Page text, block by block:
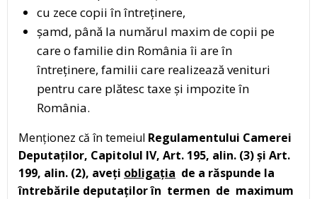
cu zece copii în întreținere,
șamd, până la numărul maxim de copii pe
care o familie din România îi are în
întreținere, familii care realizează venituri
pentru care plătesc taxe și impozite în
România.
Menționez că în temeiul Regulamentului Camerei
Deputaților, Capitolul IV, Art. 195, alin. (3) și Art.
199, alin. (2), aveți obligația de a răspunde la
întrebările deputaților în termen de maximum